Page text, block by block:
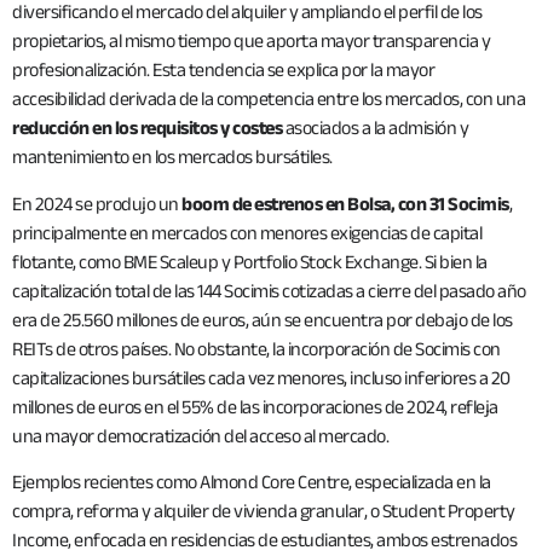
diversificando el mercado del alquiler y ampliando el perfil de los
propietarios, al mismo tiempo que aporta mayor transparencia y
profesionalización. Esta tendencia se explica por la mayor
accesibilidad derivada de la competencia entre los mercados, con una
reducción en los requisitos y costesasociados a la admisión y
mantenimiento en los mercados bursátiles.
En 2024 se produjo unboom de estrenos en Bolsa, con 31 Socimis,
principalmente en mercados con menores exigencias de capital
flotante, como BME Scaleup y Portfolio Stock Exchange. Si bien la
capitalización total de las 144 Socimis cotizadas a cierre del pasado año
era de 25.560 millones de euros, aún se encuentra por debajo de los
REITs de otros países. No obstante, la incorporación de Socimis con
capitalizaciones bursátiles cada vez menores, incluso inferiores a 20
millones de euros en el 55% de las incorporaciones de 2024, refleja
una mayor democratización del acceso al mercado.
Ejemplos recientes como Almond Core Centre, especializada en la
compra, reforma y alquiler de vivienda granular, o Student Property
Income, enfocada en residencias de estudiantes, ambos estrenados